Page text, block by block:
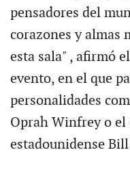
pensadores del
corazones y almas
esta sala" , afirmó
evento, en el que
personalidades
Oprah Winfrey o el
estadounidense